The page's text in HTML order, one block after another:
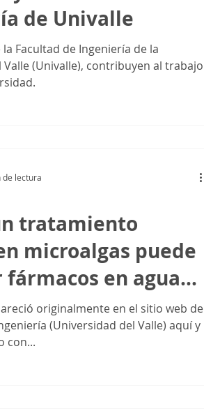
de Univalle
la Facultad de Ingeniería de la
(Univalle), contribuyen al trabajo
tratamiento
microalgas puede
en agua
en Cali?
originalmente en el sitio web de
(Universidad del Valle) aquí y
con...
de lectura